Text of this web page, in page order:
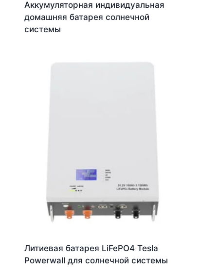
Аккумуляторная индивидуальная
домашняя батарея солнечной
системы
Литиевая батарея LiFePO4 Tesla
Powerwall для солнечной системы